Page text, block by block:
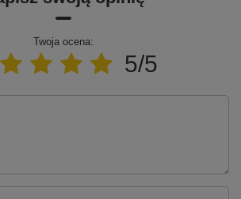
a także jest przyjemne w
większe bezpieczeństwo
Twoja ocena:
5/5